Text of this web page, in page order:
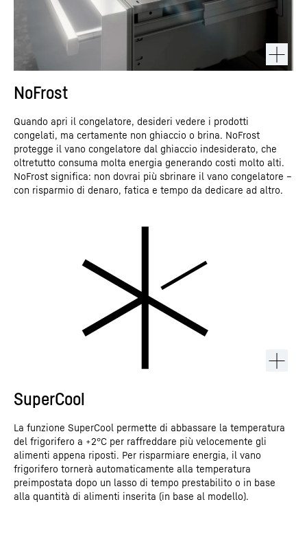
NoFrost
Quando apri il congelatore, desideri vedere i prodotti
congelati, ma certamente non ghiaccio o brina. NoFrost
protegge il vano congelatore dal ghiaccio indesiderato, che
oltretutto consuma molta energia generando costi molto alti.
NoFrost significa: non dovrai più sbrinare il vano congelatore –
con risparmio di denaro, fatica e tempo da dedicare ad altro.
SuperCool
La funzione SuperCool permette di abbassare la temperatura
del frigorifero a +2°C per raffreddare più velocemente gli
alimenti appena riposti. Per risparmiare energia, il vano
frigorifero tornerà automaticamente alla temperatura
preimpostata dopo un lasso di tempo prestabilito o in base
alla quantità di alimenti inserita (in base al modello).